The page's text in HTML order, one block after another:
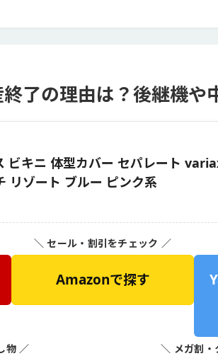
終了の理由は？後継機や
ビキニ 体型カバー セパレート
リゾート ブルー ピンク系
＼ セール・割引をチェック ／
Amazonで探す
物 ／ ＼ メガ割・